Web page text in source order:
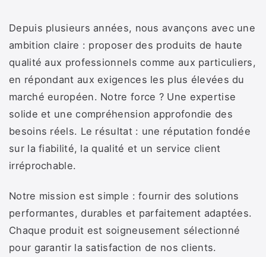
Depuis plusieurs années, nous avançons avec une
ambition claire : proposer des produits de haute
qualité aux professionnels comme aux particuliers,
en répondant aux exigences les plus élevées du
marché européen. Notre force ? Une expertise
solide et une compréhension approfondie des
besoins réels. Le résultat : une réputation fondée
sur la fiabilité, la qualité et un service client
irréprochable.
Notre mission est simple : fournir des solutions
performantes, durables et parfaitement adaptées.
Chaque produit est soigneusement sélectionné
pour garantir la satisfaction de nos clients.